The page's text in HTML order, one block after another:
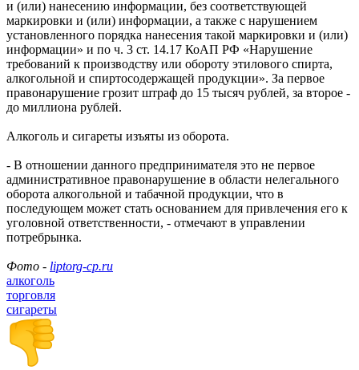
и (или) нанесению информации, без соответствующей
маркировки и (или) информации, а также с нарушением
установленного порядка нанесения такой маркировки и (или)
информации» и по ч. 3 ст. 14.17 КоАП РФ «Нарушение
требований к производству или обороту этилового спирта,
алкогольной и спиртосодержащей продукции». За первое
правонарушение грозит штраф до 15 тысяч рублей, за второе -
до миллиона рублей.
Алкоголь и сигареты изъяты из оборота.
- В отношении данного предпринимателя это не первое
административное правонарушение в области нелегального
оборота алкогольной и табачной продукции, что в
последующем может стать основанием для привлечения его к
уголовной ответственности, - отмечают в управлении
потребрынка.
Фото - liptorg-cp.ru
алкоголь
торговля
сигареты